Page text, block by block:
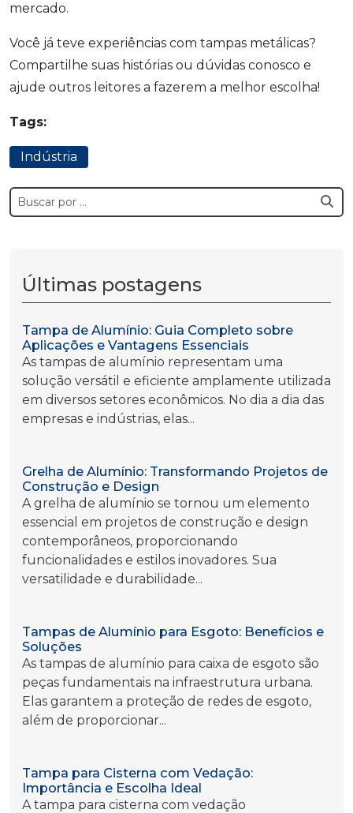
mercado.
Você já teve experiências com tampas metálicas?
Compartilhe suas histórias ou dúvidas conosco e
ajude outros leitores a fazerem a melhor escolha!
Tags:
Indústria
Últimas postagens
Tampa de Alumínio: Guia Completo sobre
Aplicações e Vantagens Essenciais
As tampas de alumínio representam uma
solução versátil e eficiente amplamente utilizada
em diversos setores econômicos. No dia a dia das
empresas e indústrias, elas...
Grelha de Alumínio: Transformando Projetos de
Construção e Design
A grelha de alumínio se tornou um elemento
essencial em projetos de construção e design
contemporâneos, proporcionando
funcionalidades e estilos inovadores. Sua
versatilidade e durabilidade...
Tampas de Alumínio para Esgoto: Benefícios e
Soluções
As tampas de alumínio para caixa de esgoto são
peças fundamentais na infraestrutura urbana.
Elas garantem a proteção de redes de esgoto,
além de proporcionar...
Tampa para Cisterna com Vedação:
Importância e Escolha Ideal
A tampa para cisterna com vedação